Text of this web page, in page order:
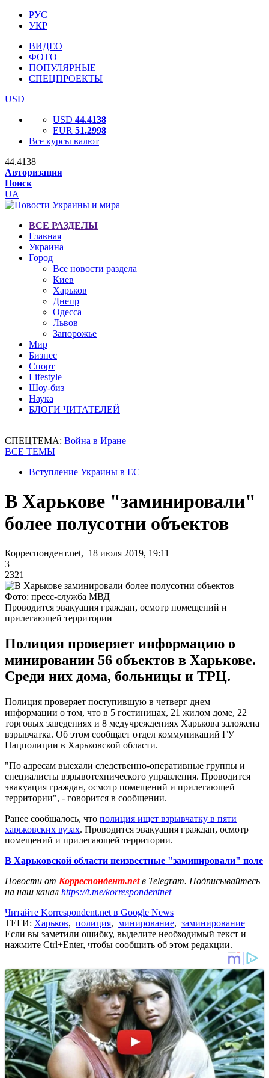
РУС
УКР
ВИДЕО
ФОТО
ПОПУЛЯРНЫЕ
СПЕЦПРОЕКТЫ
USD
USD 44.4138
EUR 51.2998
Все курсы валют
44.4138
Авторизация
Поиск
UA
ВСЕ РАЗДЕЛЫ
Главная
Украина
Город
Все новости раздела
Киев
Харьков
Днепр
Одесса
Львов
Запорожье
Мир
Бизнес
Спорт
Lifestyle
Шоу-биз
Наука
БЛОГИ ЧИТАТЕЛЕЙ
СПЕЦТЕМА: Война в Иране
ВСЕ ТЕМЫ
Вступление Украины в ЕС
В Харькове "заминировали"
более полусотни объектов
Корреспондент.net, 18 июля 2019, 19:11
3
2321
Фото: пресс-служба МВД
Проводится эвакуация граждан, осмотр помещений и
прилегающей территории
Полиция проверяет информацию о
минировании 56 объектов в Харькове.
Среди них дома, больницы и ТРЦ.
Полиция проверяет поступившую в четверг днем
информации о том, что в 5 гостиницах, 21 жилом доме, 22
торговых заведениях и 8 медучреждениях Харькова заложена
взрывчатка. Об этом сообщает отдел коммуникаций ГУ
Нацполиции в Харьковской области.
"По адресам выехали следственно-оперативные группы и
специалисты взрывотехнического управления. Проводится
эвакуация граждан, осмотр помещений и прилегающей
территории", - говорится в сообщении.
Ранее сообщалось, что полиция ищет взрывчатку в пяти
харьковских вузах. Проводится эвакуация граждан, осмотр
помещений и прилегающей территории.
В Харьковской области неизвестные "заминировали" поле
Новости от Корреспондент.netв Telegram. Подписывайтесь
на наш канал https://t.me/korrespondentnet
Читайте Korrespondent.net в Google News
ТЕГИ: Харьков, полиция, минирование, заминирование
Если вы заметили ошибку, выделите необходимый текст и
нажмите Ctrl+Enter, чтобы сообщить об этом редакции.